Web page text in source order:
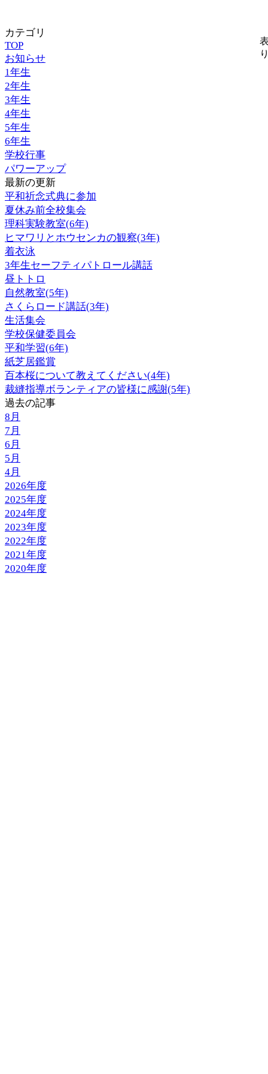
カテゴリ
TOP
お知らせ
1年生
2年生
3年生
4年生
5年生
6年生
学校行事
パワーアップ
最新の更新
平和祈念式典に参加
夏休み前全校集会
理科実験教室(6年)
ヒマワリとホウセンカの観察(3年)
着衣泳
3年生セーフティパトロール講話
昼トトロ
自然教室(5年)
さくらロード講話(3年)
生活集会
学校保健委員会
平和学習(6年)
紙芝居鑑賞
百本桜について教えてください(4年)
裁縫指導ボランティアの皆様に感謝(5年)
過去の記事
8月
7月
6月
5月
4月
2026年度
2025年度
2024年度
2023年度
2022年度
2021年度
2020年度